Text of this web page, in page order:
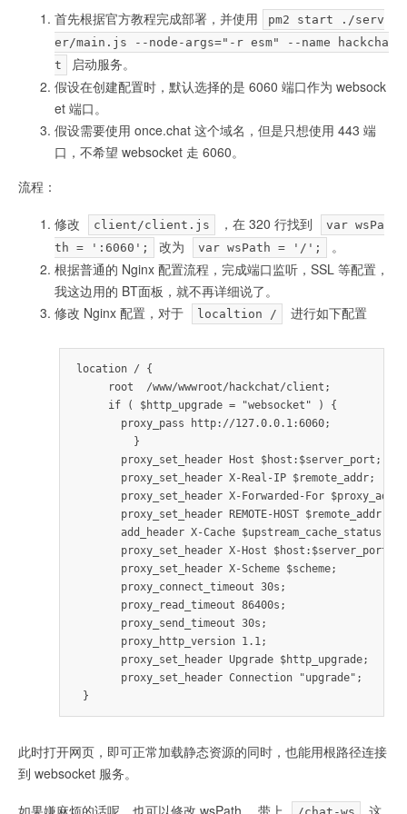
首先根据官方教程完成部署，并使用
pm2 start ./serv
er/main.js --node-args="-r esm" --name hackcha
t
启动服务。
假设在创建配置时，默认选择的是 6060 端口作为 websock
et 端口。
假设需要使用 once.chat 这个域名，但是只想使用 443 端
口，不希望 websocket 走 6060。
流程：
修改 client/client.js ，在 320 行找到
var wsPa
th = ':6060';
改为 var wsPath = '/';
。
根据普通的 Nginx 配置流程，完成端口监听，SSL 等配置，
我这边用的 BT面板，就不再详细说了。
修改 Nginx 配置，对于
localtion / 进行如下配置
location / {
     root  /www/wwwroot/hackchat/client;
     if ( $http_upgrade = "websocket" ) {
       proxy_pass http://127.0.0.1:6060;
         }
       proxy_set_header Host $host:$server_port;
       proxy_set_header X-Real-IP $remote_addr;
proxy_set_header X-Forwarded-For
       proxy_set_header REMOTE-HOST $remote_addr;
       add_header X-Cache $upstream_cache_status;
       proxy_set_header X-Host $host:$server_port;
       proxy_set_header X-Scheme $scheme;
       proxy_connect_timeout 30s;
       proxy_read_timeout 86400s;
       proxy_send_timeout 30s;
       proxy_http_version 1.1;
       proxy_set_header Upgrade $http_upgrade;
       proxy_set_header Connection "upgrade";
}
此时打开网页，即可正常加载静态资源的同时，也能用根路径连接
到 websocket 服务。